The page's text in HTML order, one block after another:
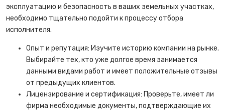
эксплуатацию и безопасность в ваших земельных участках,
необходимо тщательно подойти к процессу отбора
исполнителя.
Опыт и репутация: Изучите историю компании на рынке.
Выбирайте тех, кто уже долгое время занимается
данными видами работ и имеет положительные отзывы
от предыдущих клиентов.
Лицензирование и сертификация: Проверьте, имеет ли
фирма необходимые документы, подтверждающие их